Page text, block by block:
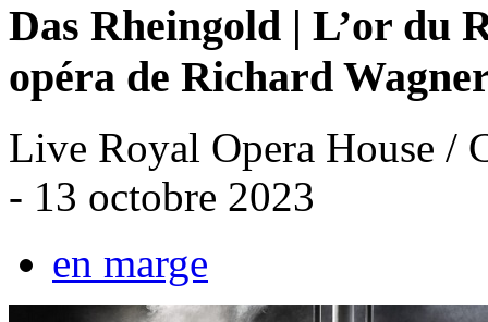
Das Rheingold | L’or du
opéra de Richard
Live Royal Opera House /
- 13 octobre 2023
en marge